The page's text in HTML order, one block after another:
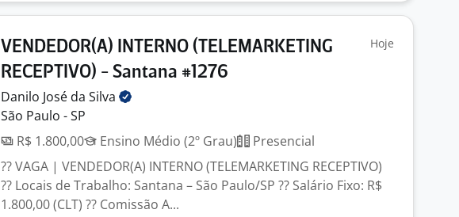
VENDEDOR(A) INTERNO (TELEMARKETING
RECEPTIVO) - Santana #1276
Hoje
Danilo José da Silva
São Paulo - SP
R$ 1.800,00
Ensino Médio (2º Grau)
Presencial
?? VAGA | VENDEDOR(A) INTERNO (TELEMARKETING RECEPTIVO)
?? Locais de Trabalho: Santana – São Paulo/SP ?? Salário Fixo: R$
1.800,00 (CLT) ?? Comissão A...